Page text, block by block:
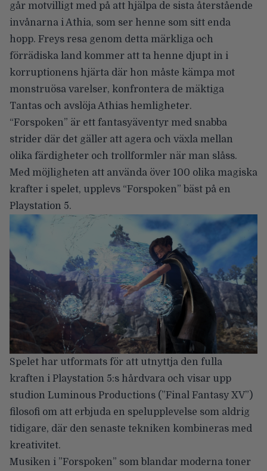
går motvilligt med på att hjälpa de sista återstående
invånarna i Athia, som ser henne som sitt enda
hopp. Freys resa genom detta märkliga och
förrädiska land kommer att ta henne djupt in i
korruptionens hjärta där hon måste kämpa mot
monstruösa varelser, konfrontera de mäktiga
Tantas och avslöja Athias hemligheter.
“Forspoken” är ett fantasyäventyr med snabba
strider där det gäller att agera och växla mellan
olika färdigheter och trollformler när man slåss.
Med möjligheten att använda över 100 olika magiska
krafter i spelet, upplevs “Forspoken” bäst på en
Playstation 5.
Spelet har utformats för att utnyttja den fulla
kraften i Playstation 5:s hårdvara och visar upp
studion Luminous Productions (”Final Fantasy XV”)
filosofi om att erbjuda en spelupplevelse som aldrig
tidigare, där den senaste tekniken kombineras med
kreativitet.
Musiken i ”Forspoken” som blandar moderna toner